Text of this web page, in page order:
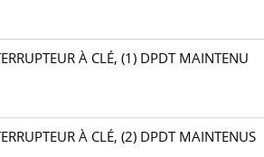
À CLÉ, (1) DPDT MAINTENU
À CLÉ, (2) DPDT MAINTENUS